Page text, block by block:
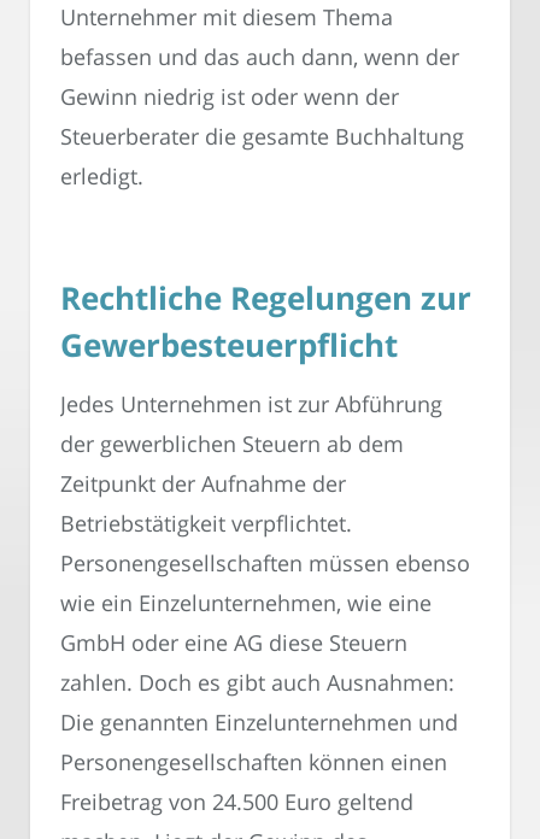
Unternehmer mit diesem Thema
befassen und das auch dann, wenn der
Gewinn niedrig ist oder wenn der
Steuerberater die gesamte Buchhaltung
erledigt.
Rechtliche Regelungen zur
Gewerbesteuerpflicht
Jedes Unternehmen ist zur Abführung
der gewerblichen Steuern ab dem
Zeitpunkt der Aufnahme der
Betriebstätigkeit verpflichtet.
Personengesellschaften müssen ebenso
wie ein Einzelunternehmen, wie eine
GmbH oder eine AG diese Steuern
zahlen. Doch es gibt auch Ausnahmen:
Die genannten Einzelunternehmen und
Personengesellschaften können einen
Freibetrag von 24.500 Euro geltend